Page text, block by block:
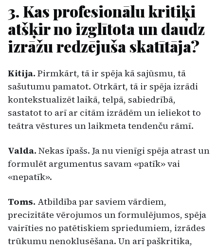
3. Kas profesionālu kritiķi
atšķir no izglītota un daudz
izrāžu redzējuša skatītāja?
Kitija. Pirmkārt, tā ir spēja kā sajūsmu, tā
sašutumu pamatot. Otrkārt, tā ir spēja izrādi
kontekstualizēt laikā, telpā, sabiedrībā,
sastatot to arī ar citām izrādēm un ieliekot to
teātra vēstures un laikmeta tendenču rāmī.
Valda. Nekas īpašs. Ja nu vienīgi spēja atrast un
formulēt argumentus savam «patīk» vai
«nepatīk».
Toms. Atbildība par saviem vārdiem,
precizitāte vērojumos un formulējumos, spēja
vairīties no patētiskiem spriedumiem, izrādes
trūkumu nenoklusēšana. Un arī paškritika,